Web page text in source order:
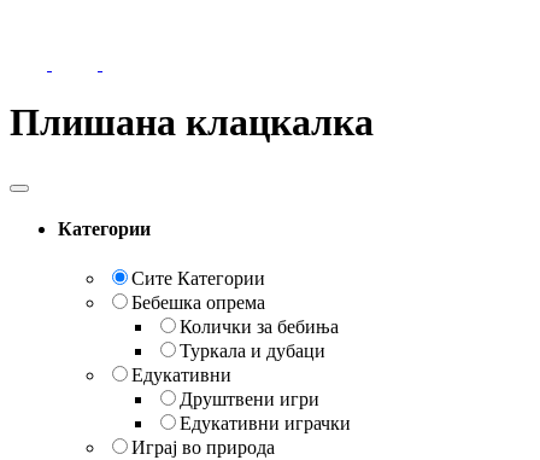
Плишана клацкалка
Категории
Сите Категории
Бебешка опрема
Колички за бебиња
Туркала и дубаци
Едукативни
Друштвени игри
Едукативни играчки
Играј во природа